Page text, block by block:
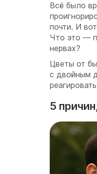
Всё было
почти. И
Что это —
нервах?
Цветы от
с двойным
5